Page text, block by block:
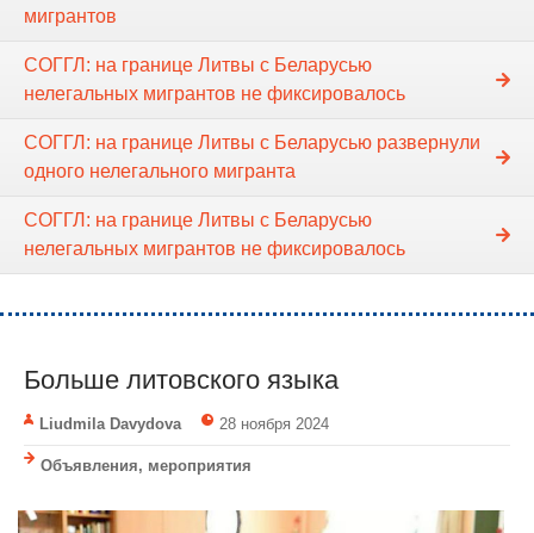
мигрантов
СОГГЛ: на границе Литвы с Беларусью
нелегальных мигрантов не фиксировалось
СОГГЛ: на границе Литвы с Беларусью развернули
одного нелегального мигранта
СОГГЛ: на границе Литвы с Беларусью
нелегальных мигрантов не фиксировалось
Больше литовского языка
Liudmila Davydova 28 ноября 2024
Объявления, мероприятия